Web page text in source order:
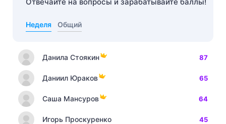
Неделя Общий
Данила Стоякин 87
Даниил Юраков 65
Саша Мансуров 64
Игорь Проскуренко 45